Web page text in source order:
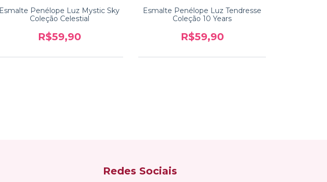
Esmalte Penélope Luz Mystic Sky
Coleção Celestial
R$59,90
Esmalte Penélope Luz Tendresse
Coleção 10 Years
R$59,90
Redes Sociais